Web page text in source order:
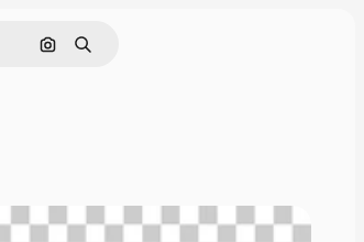
Поиск по изображению
Поиск